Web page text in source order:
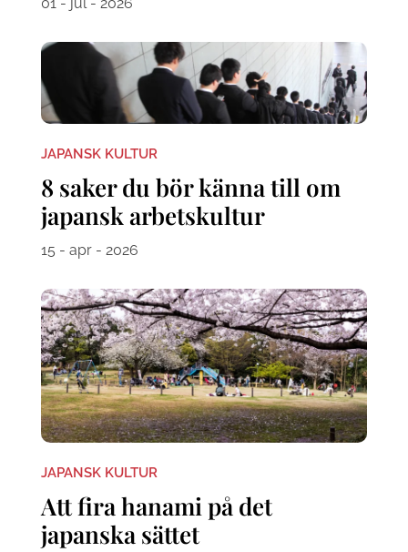
01 - jul - 2026
JAPANSK KULTUR
8 saker du bör känna till om
japansk arbetskultur
15 - apr - 2026
JAPANSK KULTUR
Att fira hanami på det
japanska sättet